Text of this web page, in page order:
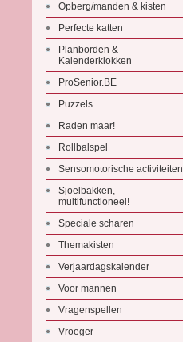
Opberg/manden & kisten
Perfecte katten
Planborden &
Kalenderklokken
ProSenior.BE
Puzzels
Raden maar!
Rollbalspel
Sensomotorische activiteiten
Sjoelbakken,
multifunctioneel!
Speciale scharen
Themakisten
Verjaardagskalender
Voor mannen
Vragenspellen
Vroeger